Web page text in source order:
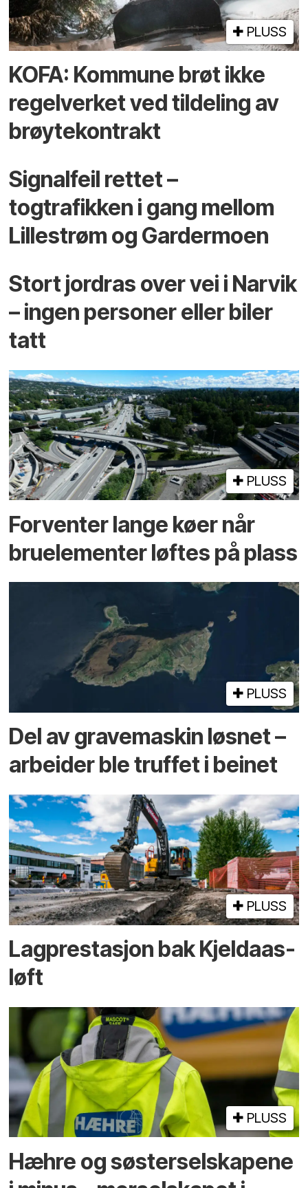
PLUSS
KOFA: Kommune brøt ikke
regelverket ved tildeling av
brøytekontrakt
Signalfeil rettet –
togtrafikken i gang mellom
Lillestrøm og Gardermoen
Stort jordras over vei i Narvik
– ingen personer eller biler
tatt
PLUSS
Forventer lange køer når
bru­elementer løftes på plass
PLUSS
Del av grave­maskin løsnet –
arbeider ble truffet i beinet
PLUSS
Lagprestasjon bak Kjeldaas-
løft
PLUSS
Hæhre og søster­selskapene